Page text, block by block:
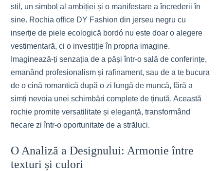
stil, un simbol al ambiției și o manifestare a încrederii în
sine. Rochia office DY Fashion din jerseu negru cu
inserție de piele ecologică bordó nu este doar o alegere
vestimentară, ci o investiție în propria imagine.
Imaginează-ți senzația de a păși într-o sală de conferințe,
emanând profesionalism și rafinament, sau de a te bucura
de o cină romantică după o zi lungă de muncă, fără a
simți nevoia unei schimbări complete de ținută. Această
rochie promite versatilitate și eleganță, transformând
fiecare zi într-o oportunitate de a străluci.
O Analiză a Designului: Armonie între
texturi și culori